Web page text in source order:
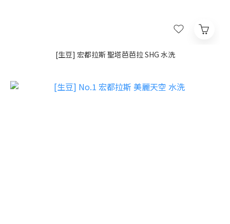
[生豆] 宏都拉斯 聖塔芭芭拉 SHG 水洗